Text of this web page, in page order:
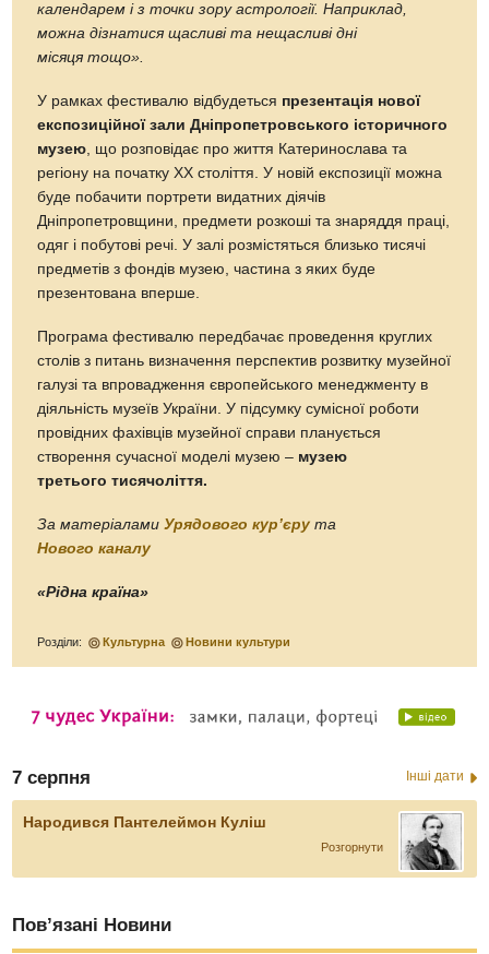
календарем і з точки зору астрології. Наприклад,
можна дізнатися щасливі та нещасливі дні
місяця тощо».
У рамках фестивалю відбудеться презентація нової
експозиційної зали Дніпропетровського історичного
музею, що розповідає про життя Катеринослава та
регіону на початку ХХ століття. У новій експозиції можна
буде побачити портрети видатних діячів
Дніпропетровщини, предмети розкоші та знаряддя праці,
одяг і побутові речі. У залі розмістяться близько тисячі
предметів з фондів музею, частина з яких буде
презентована вперше.
Програма фестивалю передбачає проведення круглих
столів з питань визначення перспектив розвитку музейної
галузі та впровадження європейського менеджменту в
діяльність музеїв України. У підсумку сумісної роботи
провідних фахівців музейної справи планується
створення сучасної моделі музею – музею
третього тисячоліття.
За матеріаламиУрядового кур’єру та
Нового каналу
«Рідна країна»
Розділи: Культурна Новини культури
7 серпня Інші дати
Народився Пантелеймон Куліш
Розгорнути
Пов’язані Новини